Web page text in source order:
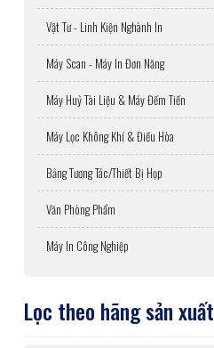
Vật Tư - Linh Kiện Nghành In
Máy Scan - Máy In Đơn Năng
Máy Huỷ Tài Liệu & Máy Đếm Tiền
Máy Lọc Không Khí & Điều Hòa
Bảng Tương Tác/Thiết Bị Họp
Văn Phòng Phẩm
Máy In Công Nghiệp
Lọc theo hãng sản xuất